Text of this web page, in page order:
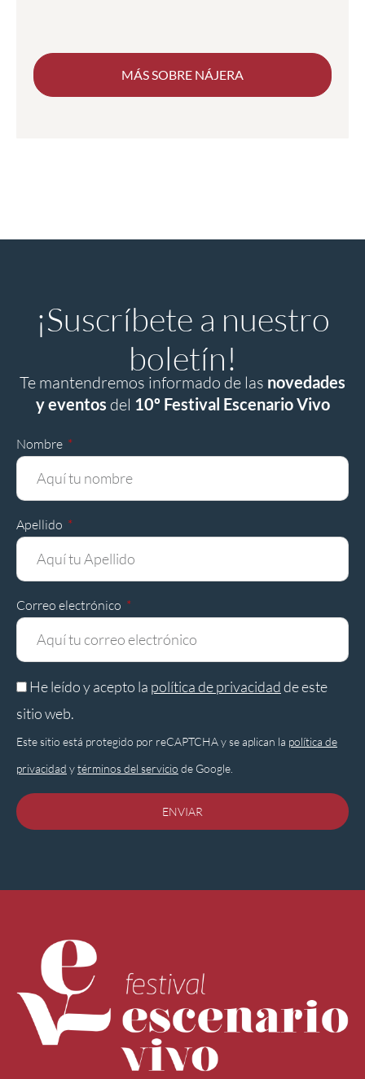
MÁS SOBRE NÁJERA
¡Suscríbete a nuestro
boletín!
Te mantendremos informado de las novedades
y eventos del 10º Festival Escenario Vivo
Nombre
Apellido
Correo electrónico
He leído y acepto la política de privacidadde este
sitio web.
Este sitio está protegido por reCAPTCHA y se aplican la política de
privacidad ytérminos del servicio de Google.
ENVIAR